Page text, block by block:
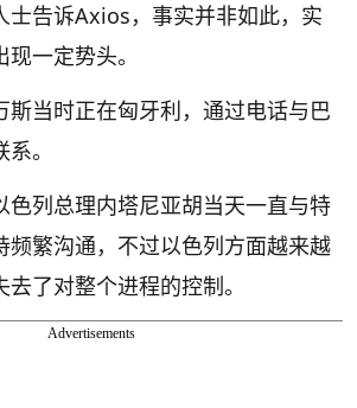
士告诉Axios，事实并非如此，实
一定势头。
斯当时正在匈牙利，通过电话与巴
。
色列总理内塔尼亚胡当天一直与特
频繁沟通，不过以色列方面越来越
了对整个进程的控制。
Advertisements